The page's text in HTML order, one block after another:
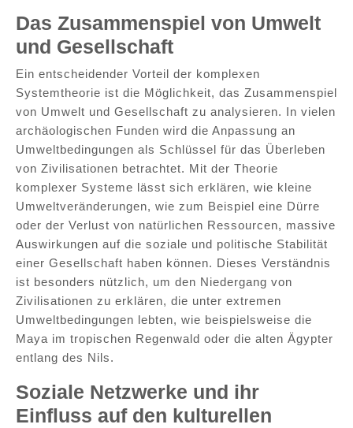
Das Zusammenspiel von Umwelt
und Gesellschaft
Ein entscheidender Vorteil der komplexen
Systemtheorie ist die Möglichkeit, das Zusammenspiel
von Umwelt und Gesellschaft zu analysieren. In vielen
archäologischen Funden wird die Anpassung an
Umweltbedingungen als Schlüssel für das Überleben
von Zivilisationen betrachtet. Mit der Theorie
komplexer Systeme lässt sich erklären, wie kleine
Umweltveränderungen, wie zum Beispiel eine Dürre
oder der Verlust von natürlichen Ressourcen, massive
Auswirkungen auf die soziale und politische Stabilität
einer Gesellschaft haben können. Dieses Verständnis
ist besonders nützlich, um den Niedergang von
Zivilisationen zu erklären, die unter extremen
Umweltbedingungen lebten, wie beispielsweise die
Maya im tropischen Regenwald oder die alten Ägypter
entlang des Nils.
Soziale Netzwerke und ihr
Einfluss auf den kulturellen